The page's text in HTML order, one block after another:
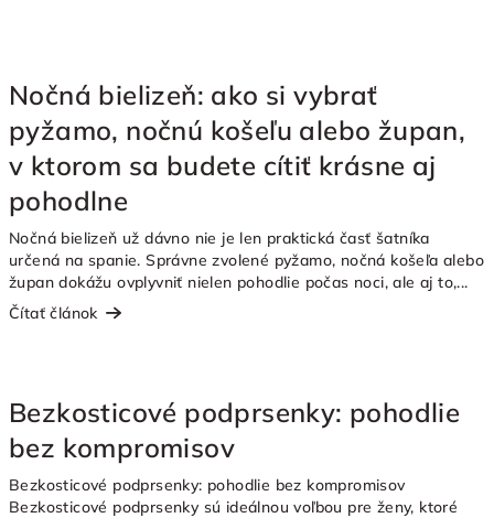
p
i
s
č
l
á
n
k
Nočná bielizeň: ako si vybrať
pyžamo, nočnú košeľu alebo župan,
v ktorom sa budete cítiť krásne aj
pohodlne
Nočná bielizeň už dávno nie je len praktická časť šatníka
určená na spanie. Správne zvolené pyžamo, nočná košeľa alebo
župan dokážu ovplyvniť nielen pohodlie počas noci, ale aj to,...
Čítať článok
Bezkosticové podprsenky: pohodlie
bez kompromisov
Bezkosticové podprsenky: pohodlie bez kompromisov
Bezkosticové podprsenky sú ideálnou voľbou pre ženy, ktoré